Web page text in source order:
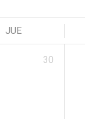
JUE
30